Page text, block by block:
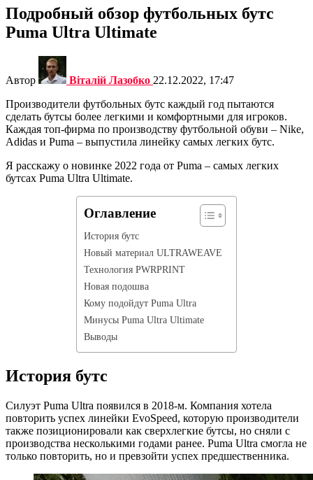
Подробный обзор футбольных бутс
Puma Ultra Ultimate
Автор Віталій Лазобко 22.12.2022, 17:47
Производители футбольных бутс каждый год пытаются
сделать бутсы более легкими и комфортными для игроков.
Каждая топ-фирма по производству футбольной обуви – Nike,
Adidas и Puma – выпустила линейку самых легких бутс.
Я расскажу о новинке 2022 года от Puma – самых легких
бутсах Puma Ultra Ultimate.
Оглавление
История бутс
Новый материал ULTRAWEAVE
Технология PWRPRINT
Новая подошва
Кому подойдут Puma Ultra
Минусы Puma Ultra Ultimate
Выводы
История бутс
Силуэт Puma Ultra появился в 2018-м. Компания хотела
повторить успех линейки EvoSpeed, которую производители
также позиционировали как сверхлегкие бутсы, но сняли с
производства несколькими годами ранее. Puma Ultra смогла не
только повторить, но и превзойти успех предшественника.